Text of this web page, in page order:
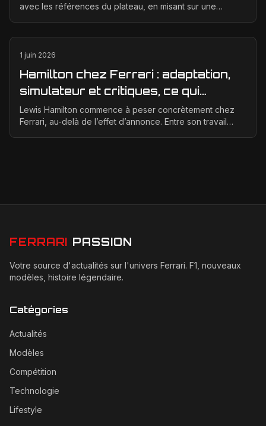
avec les références du plateau, en misant sur une
1 juin 2026
Hamilton chez Ferrari : adaptation,
simulateur et critiques, ce qui
change vraiment pour la Scuderia
Lewis Hamilton commence à peser concrètement chez
Ferrari, au-delà de l’effet d’annonce. Entre son travail
FERRARI PASSION
Votre source d'actualités sur l'univers Ferrari. F1, nouveaux
modèles, histoire légendaire.
Catégories
Actualités
Modèles
Compétition
Technologie
Lifestyle